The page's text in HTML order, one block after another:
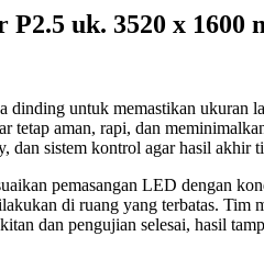
uk. 3520 x 1600
dinding untuk memastikan ukuran
tetap aman, rapi, dan
dan sistem kontrol agar hasil
pemasangan LED dengan
di ruang yang terbatas.
dan pengujian selesai, hasil